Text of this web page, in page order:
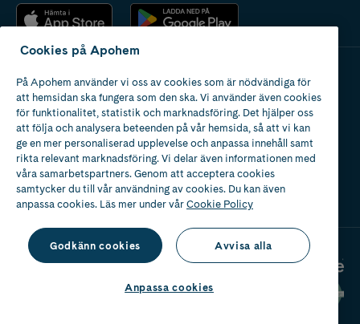
Apotek med tillstånd
av Läkemedelsverket
Cookies på Apohem
På Apohem använder vi oss av cookies som är nödvändiga för
att hemsidan ska fungera som den ska. Vi använder även cookies
för funktionalitet, statistik och marknadsföring. Det hjälper oss
att följa och analysera beteenden på vår hemsida, så att vi kan
ge en mer personaliserad upplevelse och anpassa innehåll samt
rikta relevant marknadsföring. Vi delar även informationen med
våra samarbetspartners. Genom att acceptera cookies
samtycker du till vår användning av cookies. Du kan även
anpassa cookies. Läs mer under vårCookie Policy
Godkänn cookies Avvisa alla
Anpassa cookies